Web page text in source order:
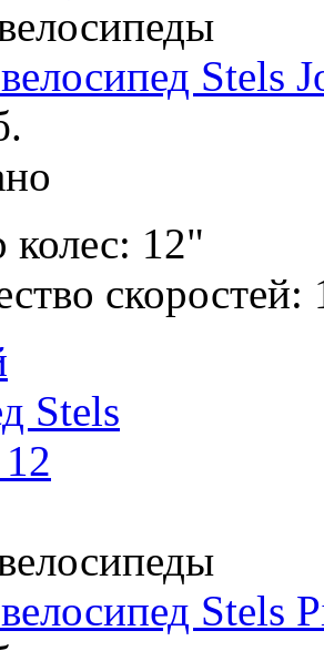
Stels
колес: 12"
скоростей:
Stels